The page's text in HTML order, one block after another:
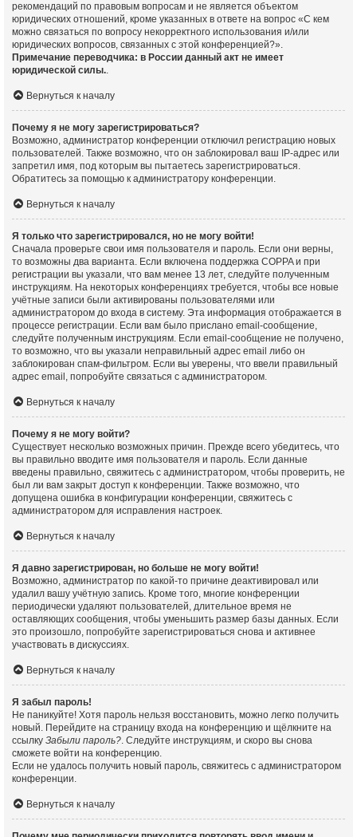
рекомендаций по правовым вопросам и не является объектом
юридических отношений, кроме указанных в ответе на вопрос «С кем
можно связаться по вопросу некорректного использования и/или
юридических вопросов, связанных с этой конференцией?».
Примечание переводчика: в России данный акт не имеет
юридической силы..
Вернуться к началу
Почему я не могу зарегистрироваться?
Возможно, администратор конференции отключил регистрацию новых
пользователей. Также возможно, что он заблокировал ваш IP-адрес или
запретил имя, под которым вы пытаетесь зарегистрироваться.
Обратитесь за помощью к администратору конференции.
Вернуться к началу
Я только что зарегистрировался, но не могу войти!
Сначала проверьте свои имя пользователя и пароль. Если они верны,
то возможны два варианта. Если включена поддержка COPPA и при
регистрации вы указали, что вам менее 13 лет, следуйте полученным
инструкциям. На некоторых конференциях требуется, чтобы все новые
учётные записи были активированы пользователями или
администратором до входа в систему. Эта информация отображается в
процессе регистрации. Если вам было прислано email-сообщение,
следуйте полученным инструкциям. Если email-сообщение не получено,
то возможно, что вы указали неправильный адрес email либо он
заблокирован спам-фильтром. Если вы уверены, что ввели правильный
адрес email, попробуйте связаться с администратором.
Вернуться к началу
Почему я не могу войти?
Существует несколько возможных причин. Прежде всего убедитесь, что
вы правильно вводите имя пользователя и пароль. Если данные
введены правильно, свяжитесь с администратором, чтобы проверить, не
был ли вам закрыт доступ к конференции. Также возможно, что
допущена ошибка в конфигурации конференции, свяжитесь с
администратором для исправления настроек.
Вернуться к началу
Я давно зарегистрирован, но больше не могу войти!
Возможно, администратор по какой-то причине деактивировал или
удалил вашу учётную запись. Кроме того, многие конференции
периодически удаляют пользователей, длительное время не
оставляющих сообщения, чтобы уменьшить размер базы данных. Если
это произошло, попробуйте зарегистрироваться снова и активнее
участвовать в дискуссиях.
Вернуться к началу
Я забыл пароль!
Не паникуйте! Хотя пароль нельзя восстановить, можно легко получить
новый. Перейдите на страницу входа на конференцию и щёлкните на
ссылку Забыли пароль?. Следуйте инструкциям, и скоро вы снова
сможете войти на конференцию.
Если не удалось получить новый пароль, свяжитесь с администратором
конференции.
Вернуться к началу